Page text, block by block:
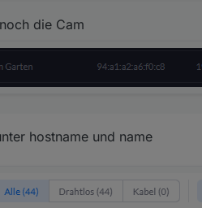
die Cam
hostname und name